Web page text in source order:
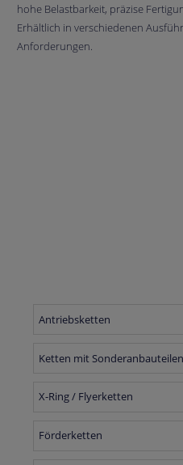
hohe Belastbarkeit, präzise
Erhältlich in verschiedenen
Anforderungen.
Antriebsketten
Ketten mit Sonderanbauteilen
X-Ring / Flyerketten
Förderketten